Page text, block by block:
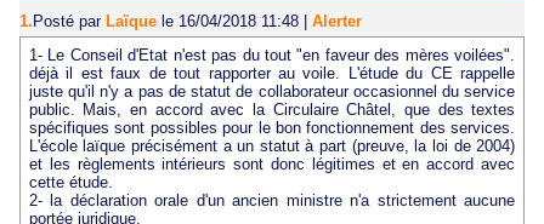
1. Posté par Laïque le 16/04/2018 11:48
Alerter
1- Le Conseil d'Etat n'est pas du tout "en faveur des mères voilées".
déjà il est faux de tout rapporter au voile. L'étude du CE rappelle
juste qu'il n'y a pas de statut de collaborateur occasionnel du service
public. Mais, en accord avec la Circulaire Châtel, que des textes
spécifiques sont possibles pour le bon fonctionnement des services.
L'école laïque précisément a un statut à part (preuve, la loi de 2004)
et les règlements intérieurs sont donc légitimes et en accord avec
cette étude.
2- la déclaration orale d'un ancien ministre n'a strictement aucune
portée juridique.